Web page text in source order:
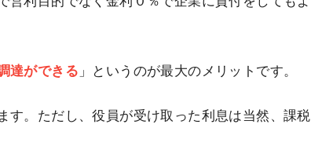
達ができる 」というのが最大のメリットです。
す。ただし、役員が受け取った利息は当然、課税